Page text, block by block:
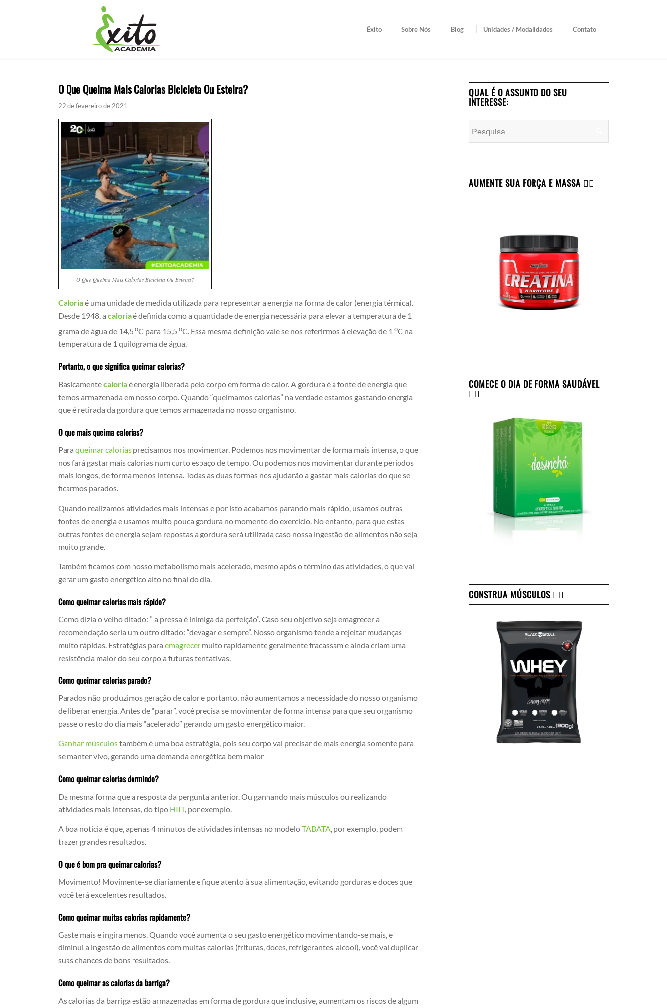
Êxito Sobre Nós Blog Unidades / Modalidades Contato
O Que Queima Mais Calorias Bicicleta Ou Esteira?
22 de fevereiro de 2021
O Que Queima Mais Calorias Bicicleta Ou Esteira?
Caloriaé uma unidade de medida utilizada para representar a energia na forma de calor (energia térmica).
Desde 1948, acaloriaé definida como a quantidade de energia necessária para elevar a temperatura de 1
grama de água de 14,5oC para 15,5oC. Essa mesma definição vale se nos referirmos à elevação de 1oC na
temperatura de 1 quilograma de água.
Portanto, o que significa queimar calorias?
Basicamentecaloriaé energia liberada pelo corpo em forma de calor. A gordura é a fonte de energia que
temos armazenada em nosso corpo. Quando “queimamos calorias” na verdade estamos gastando energia
que é retirada da gordura que temos armazenada no nosso organismo.
O que mais queima calorias?
Paraqueimar calorias precisamos nos movimentar. Podemos nos movimentar de forma mais intensa, o que
nos fará gastar mais calorias num curto espaço de tempo. Ou podemos nos movimentar durante períodos
mais longos, de forma menos intensa. Todas as duas formas nos ajudarão a gastar mais calorias do que se
ficarmos parados.
Quando realizamos atividades mais intensas e por isto acabamos parando mais rápido, usamos outras
fontes de energia e usamos muito pouca gordura no momento do exercício. No entanto, para que estas
outras fontes de energia sejam repostas a gordura será utilizada caso nossa ingestão de alimentos não seja
muito grande.
Também ficamos com nosso metabolismo mais acelerado, mesmo após o término das atividades, o que vai
gerar um gasto energético alto no final do dia.
Como queimar calorias mais rápido?
Como dizia o velho ditado: ” a pressa é inimiga da perfeição”. Caso seu objetivo seja emagrecer a
recomendação seria um outro ditado: “devagar e sempre”. Nosso organismo tende a rejeitar mudanças
muito rápidas. Estratégias para emagrecer muito rapidamente geralmente fracassam e ainda criam uma
resistência maior do seu corpo a futuras tentativas.
Como queimar calorias parado?
Parados não produzimos geração de calor e portanto, não aumentamos a necessidade do nosso organismo
de liberar energia. Antes de “parar”, você precisa se movimentar de forma intensa para que seu organismo
passe o resto do dia mais “acelerado” gerando um gasto energético maior.
Ganhar músculostambém é uma boa estratégia, pois seu corpo vai precisar de mais energia somente para
se manter vivo, gerando uma demanda energética bem maior
Como queimar calorias dormindo?
Da mesma forma que a resposta da pergunta anterior. Ou ganhando mais músculos ou realizando
atividades mais intensas, do tipo HIIT, por exemplo.
A boa notícia é que, apenas 4 minutos de atividades intensas no modeloTABATA, por exemplo, podem
trazer grandes resultados.
O que é bom pra queimar calorias?
Movimento! Movimente-se diariamente e fique atento à sua alimentação, evitando gorduras e doces que
você terá excelentes resultados.
Como queimar muitas calorias rapidamente?
Gaste mais e ingira menos. Quando você aumenta o seu gasto energético movimentando-se mais, e
diminui a ingestão de alimentos com muitas calorias (frituras, doces, refrigerantes, alcool), você vai duplicar
suas chances de bons resultados.
Como queimar as calorias da barriga?
As calorias da barriga estão armazenadas em forma de gordura que inclusive, aumentam os riscos de algum
QUAL É O ASSUNTO DO SEU
INTERESSE:
AUMENTE SUA FORÇA E MASSA 👇🏻
COMECE O DIA DE FORMA SAUDÁVEL
👇🏻
CONSTRUA MÚSCULOS 👇🏻